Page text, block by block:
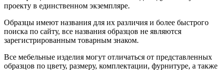
проекту в единственном экземпляре.
Образцы имеют названия для их различия и более быстрого
поиска по сайту, все названия образцов не являются
зарегистрированным товарным знаком.
Все мебельные изделия могут отличаться от представленных
образцов по цвету, размеру, комплектации, фурнитуре, а также